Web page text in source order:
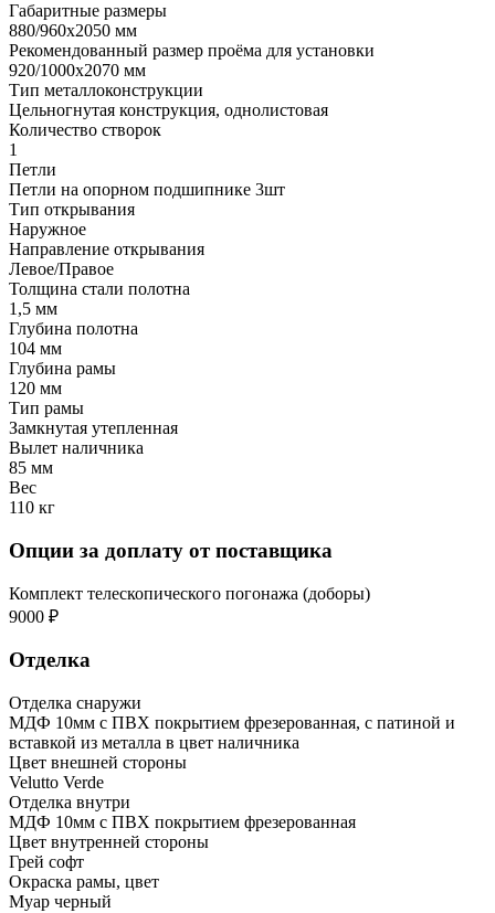
Габаритные размеры
880/960х2050 мм
Рекомендованный размер проёма для установки
920/1000х2070 мм
Тип металлоконструкции
Цельногнутая конструкция, однолистовая
Количество створок
1
Петли
Петли на опорном подшипнике 3шт
Тип открывания
Наружное
Направление открывания
Левое/Правое
Толщина стали полотна
1,5 мм
Глубина полотна
104 мм
Глубина рамы
120 мм
Тип рамы
Замкнутая утепленная
Вылет наличника
85 мм
Вес
110 кг
Опции за доплату от поставщика
Комплект телескопического погонажа (доборы)
9000 ₽
Отделка
Отделка снаружи
МДФ 10мм с ПВХ покрытием фрезерованная, с патиной и
вставкой из металла в цвет наличника
Цвет внешней стороны
Velutto Verde
Отделка внутри
МДФ 10мм с ПВХ покрытием фрезерованная
Цвет внутренней стороны
Грей софт
Окраска рамы, цвет
Муар черный